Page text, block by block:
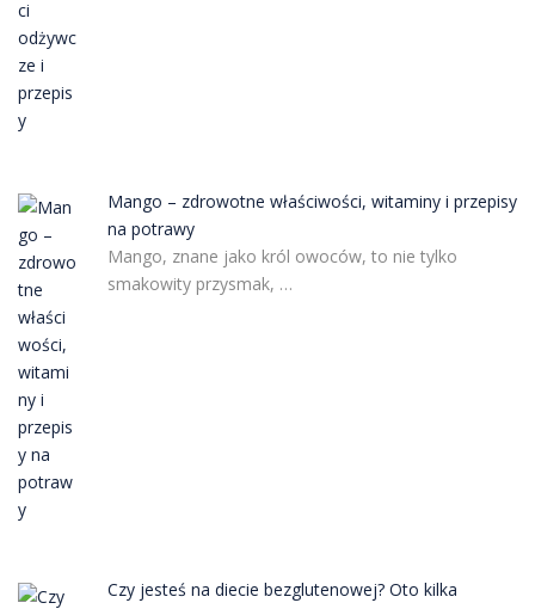
Mango – zdrowotne właściwości, witaminy i przepisy
na potrawy
Mango, znane jako król owoców, to nie tylko
smakowity przysmak, …
Czy jesteś na diecie bezglutenowej? Oto kilka